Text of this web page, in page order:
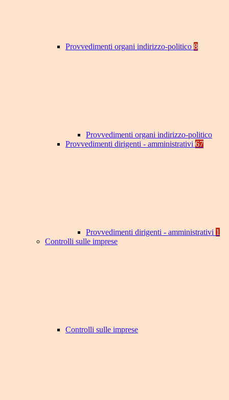
Provvedimenti organi indirizzo-politico 8
Provvedimenti organi indirizzo-politico
Provvedimenti dirigenti - amministrativi 67
Provvedimenti dirigenti - amministrativi 1
Controlli sulle imprese
Controlli sulle imprese